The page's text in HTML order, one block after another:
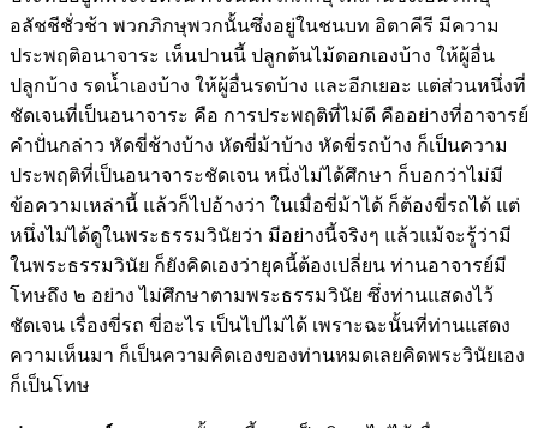
อลัชชีชั่วช้า พวกภิกษุพวกนั้นซึ่งอยู่ในชนบท อิตาคีรี มีความ
ประพฤติอนาจาระ เห็นปานนี้ ปลูกต้นไม้ดอกเองบ้าง ให้ผู้อื่น
ปลูกบ้าง รดน้ำเองบ้าง ให้ผู้อื่นรดบ้าง และอีกเยอะ แต่ส่วนหนึ่งที่
ชัดเจนที่เป็นอนาจาระ คือ การประพฤติที่ไม่ดี คืออย่างที่อาจารย์
คำปั่นกล่าว หัดขี่ช้างบ้าง หัดขี่ม้าบ้าง หัดขี่รถบ้าง ก็เป็นความ
ประพฤติที่เป็นอนาจาระชัดเจน หนึ่งไม่ได้ศึกษา ก็บอกว่าไม่มี
ข้อความเหล่านี้ แล้วก็ไปอ้างว่า ในเมื่อขี่ม้าได้ ก็ต้องขี่รถได้ แต่
หนึ่งไม่ได้ดูในพระธรรมวินัยว่า มีอย่างนี้จริงๆ แล้วแม้จะรู้ว่ามี
ในพระธรรมวินัย ก็ยังคิดเองว่ายุคนี้ต้องเปลี่ยน ท่านอาจารย์มี
โทษถึง ๒ อย่าง ไม่ศึกษาตามพระธรรมวินัย ซึ่งท่านแสดงไว้
ชัดเจน เรื่องขี่รถ ขี่อะไร เป็นไปไม่ได้ เพราะฉะนั้นที่ท่านแสดง
ความเห็นมา ก็เป็นความคิดเองของท่านหมดเลยคิดพระวินัยเอง
ก็เป็นโทษ